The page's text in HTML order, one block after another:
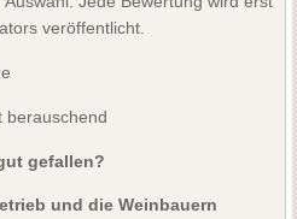
veröffentlicht.
berauschend
gefallen?
und die Weinbauern